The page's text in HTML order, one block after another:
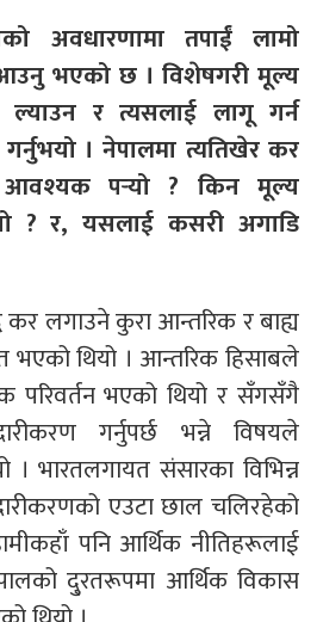
अवधारणामा तपाईं लामो
भएको छ । विशेषगरी मूल्य
ल्याउन र त्यसलाई लागू गर्न
। नेपालमा त्यतिखेर कर
पर्‍यो ? किन मूल्य
? र, यसलाई कसरी अगाडि
कर लगाउने कुरा आन्तरिक र बाह्य
भएको थियो । आन्तरिक हिसाबले
परिवर्तन भएको थियो र सँगसँगै
गर्नुपर्छ भन्ने विषयले
। भारतलगायत संसारका विभिन्न
एउटा छाल चलिरहेको
पनि आर्थिक नीतिहरूलाई
दु्रतरूपमा आर्थिक विकास